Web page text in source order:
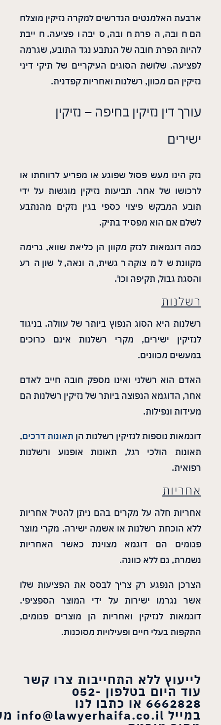
ארבעת האלמנטים הנדרשים למקרה נזיקין מוצלח
הם חובה, הפרת חובה, סיבה ופציעה. חייבת
להיות הפרת חובה של הנתבע נגד התובע, שגרמה
לפציעה. שלושת הסוגים העיקריים של תיקי דיני
נזיקין הם מכוון, רשלנות ואחריות קפדנית.
עורך דין נזיקין בחיפה – נזיקין
ישירים
נזק הינו מעש פסול שפוגע או מפריע לרווחתו או
לרכושו של אחר. תביעות נזיקין מוגשות על ידי
תובע המבקש פיצוי כספי בגין נזקים מהנתבע
לשלם אם הוא מפסיד בתיק.
כמה דוגמאות לנזק מקוון הן כליאת שווא, גרימה
מקוונת של מצוקה רגשית, הונאה, לשון הרע
והסגת גבול, תקיפה וכו'.
רשלנות
רשלנות היא הסוג הנפוץ ביותר של עוולה. בניגוד
לנזיקין ישירים, מקרי רשלנות אינם כרוכים
במעשים מכוונים.
האדם הוא רשלני ואינו מספק חובה חייב לאדם
אחר, הדוגמא הנפוצה ביותר של נזיקין רשלנות הם
מעידות ונפילות.
דוגמאות נוספות לנזיקין רשלנות הן תאונות דרכים,
תאונות הולכי רגל, תאונות אופנוע ורשלנות
רפואית.
אחריות
אחריות חלה על מקרים בהם ניתן להטיל אחריות
ללא הוכחת רשלנות או אשמה ישירה. מקרי מוצר
פגומים הם דוגמא מצוינת כאשר האחריות
נשמרת, גם ללא כוונה.
הצרכן הנפגע רק צריך לבסס את הפציעות שלו
אשר נגרמו ישירות על ידי המוצר הספציפי.
דוגמאות לנזיקין ואחריות הן מוצרים פגומים,
התקפות בעלי חיים ופעילויות מסוכנות.
לייעוץ ללא התחייבות צרו קשר
עוד היום בטלפון 052-
6662828 או כתבו לנו
במייל info@lawyerhaifa.co.il